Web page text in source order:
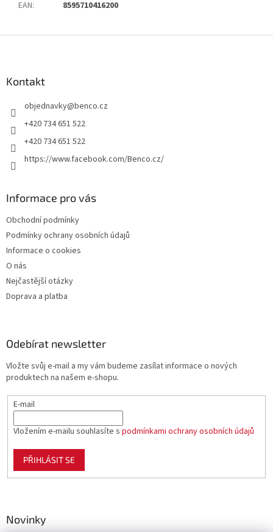
EAN: 8595710416200
Kontakt
objednavky@benco.cz
+420 734 651 522
+420 734 651 522
https://www.facebook.com/Benco.cz/
Informace pro vás
Obchodní podmínky
Podmínky ochrany osobních údajů
Informace o cookies
O nás
Nejčastější otázky
Doprava a platba
Odebírat newsletter
Vložte svůj e-mail a my vám budeme zasílat informace o nových
produktech na našem e-shopu.
E-mail
Vložením e-mailu souhlasíte s podmínkami ochrany osobních údajů
PŘIHLÁSIT SE
Novinky